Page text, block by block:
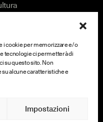
i cookie per memorizzare e/o
tecnologie ci permetterà di
su questo sito. Non
alcune caratteristiche e
Impostazioni